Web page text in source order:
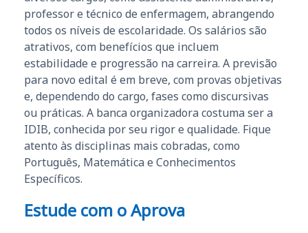
professor e técnico de enfermagem, abrangendo
todos os níveis de escolaridade. Os salários são
atrativos, com benefícios que incluem
estabilidade e progressão na carreira. A previsão
para novo edital é em breve, com provas objetivas
e, dependendo do cargo, fases como discursivas
ou práticas. A banca organizadora costuma ser a
IDIB, conhecida por seu rigor e qualidade. Fique
atento às disciplinas mais cobradas, como
Português, Matemática e Conhecimentos
Específicos.
Estude com o Aprova